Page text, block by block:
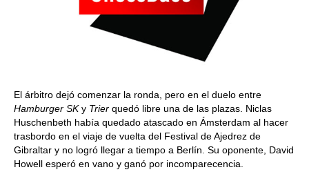
El árbitro dejó comenzar la ronda, pero en el duelo entre
Hamburger SKy Trier quedó libre una de las plazas. Niclas
Huschenbeth había quedado atascado en Ámsterdam al hacer
trasbordo en el viaje de vuelta del Festival de Ajedrez de
Gibraltar y no logró llegar a tiempo a Berlín. Su oponente, David
Howell esperó en vano y ganó por incomparecencia.